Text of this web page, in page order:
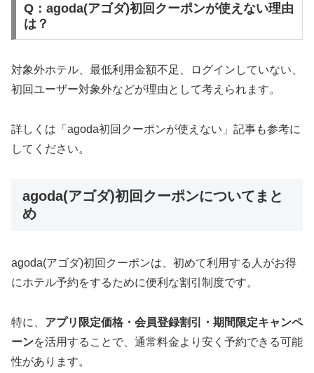
Q：agoda(アゴダ)初回クーポンが使えない理由
は？
対象外ホテル、最低利用金額不足、ログインしていない、
初回ユーザー対象外などが理由として考えられます。
詳しくは「agoda初回クーポンが使えない」記事も参考に
してください。
agoda(アゴダ)初回クーポンについてまと
め
agoda(アゴダ)初回クーポンは、初めて利用する人がお得
にホテル予約をするために便利な割引制度です。
特に、 アプリ限定価格・会員登録割引・期間限定キャンペ
ーンを活用することで、通常料金より安く予約できる可能
性があります。